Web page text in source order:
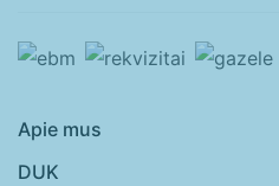
Apie mus
DUK